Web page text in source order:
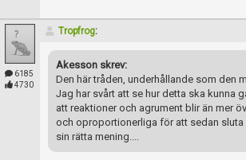
6185
4730
Tropfrog:
Akesson skrev:
Den här tråden, underhållande som den
Jag har svårt att se hur detta ska kunna
att reaktioner och agrument blir än mer
och oproportionerliga för att sedan sluta
sin rätta mening....